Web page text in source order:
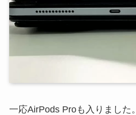
一応AirPods Proも入りました。